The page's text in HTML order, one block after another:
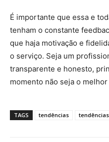
É importante que essa e
tenham o constante
que haja motivação e
o serviço. Seja um
transparente e honesto,
momento não seja o
TAGS tendências